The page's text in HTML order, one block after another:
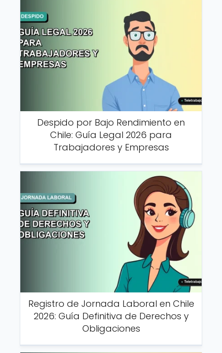
Despido por Bajo Rendimiento en
Chile: Guía Legal 2026 para
Trabajadores y Empresas
Registro de Jornada Laboral en Chile
2026: Guía Definitiva de Derechos y
Obligaciones